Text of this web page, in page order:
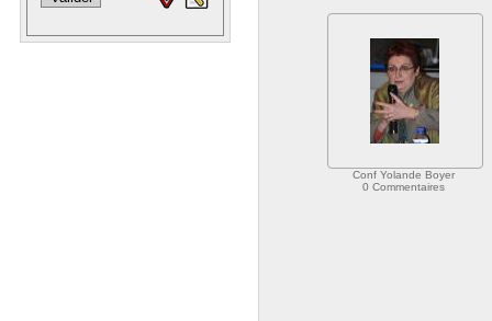
Conf Yolande Boyer
0 Commentaires